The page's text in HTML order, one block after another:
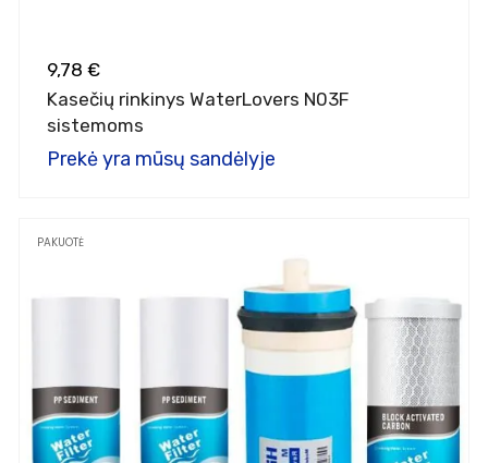
9,78 €
Kasečių rinkinys WaterLovers N03F
sistemoms
Prekė yra mūsų sandėlyje
PAKUOTĖ